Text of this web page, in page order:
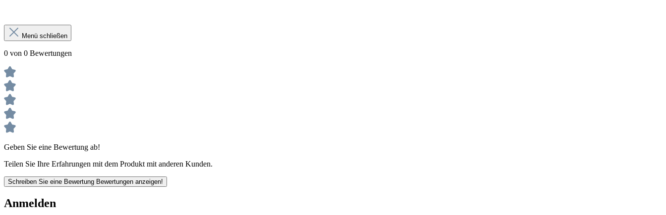
Menü schließen
0 von 0 Bewertungen
Geben Sie eine Bewertung ab!
Teilen Sie Ihre Erfahrungen mit dem Produkt mit anderen Kunden.
Schreiben Sie eine Bewertung Bewertungen anzeigen!
Anmelden